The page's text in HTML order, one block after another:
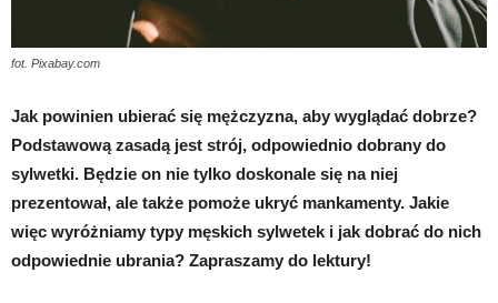
fot. Pixabay.com
Jak powinien ubierać się mężczyzna, aby wyglądać dobrze?
Podstawową zasadą jest strój, odpowiednio dobrany do
sylwetki. Będzie on nie tylko doskonale się na niej
prezentował, ale także pomoże ukryć mankamenty. Jakie
więc wyróżniamy typy męskich sylwetek i jak dobrać do nich
odpowiednie ubrania? Zapraszamy do lektury!